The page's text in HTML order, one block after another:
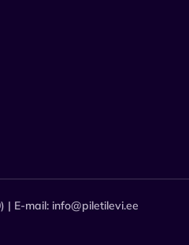
E-mail: info@piletilevi.ee